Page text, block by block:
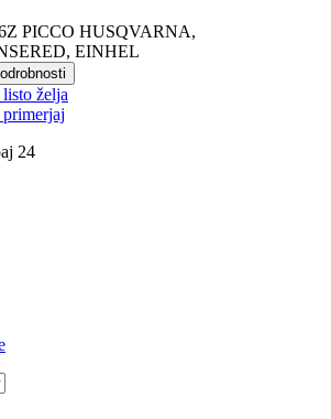
PICCO HUSQVARNA,
EINHEL
želja
24